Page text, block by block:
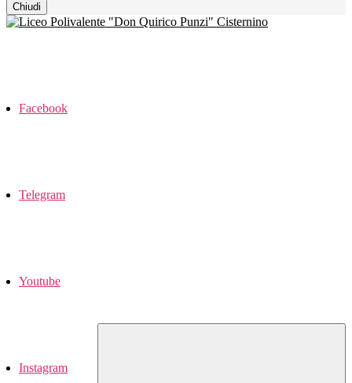
Chiudi
Facebook
Telegram
Youtube
Instagram